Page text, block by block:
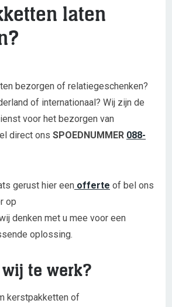
laten
bezorgen of relatiegeschenken?
of internationaal? Wij zijn de
voor het bezorgen van
direct ons SPOEDNUMMER 088-
gerust hier een offerte of bel ons
op
denken met u mee voor een
oplossing.
te werk?
kerstpakketten of